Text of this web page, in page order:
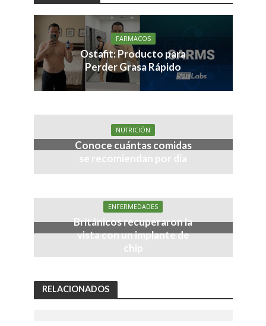
FARMACOS
Ostafit: Producto para
Perder Grasa Rápido
NUTRICIÓN
Conoce cuántas comidas
se recomiendan por día
ENFERMEDADES
Británicos recuperaron la
vista con un implante de
chip
RELACIONADOS